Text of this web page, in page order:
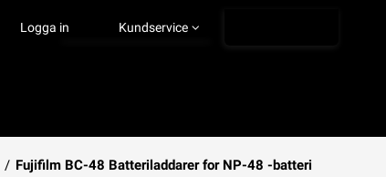
Kundservice
Ångra köp
Logga in
/ Fujifilm BC-48 Batteriladdarer for NP-48 -batteri